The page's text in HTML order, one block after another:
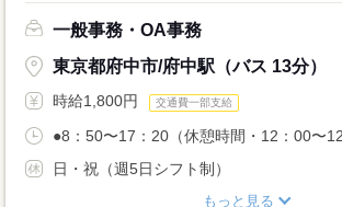
一般事務・OA事務
東京都府中市/府中駅（バス 13分）
時給1,800円 交通費一部支給
●8：50〜17：20（休憩時間・12：00〜12
日・祝（週5日シフト制）
もっと見る